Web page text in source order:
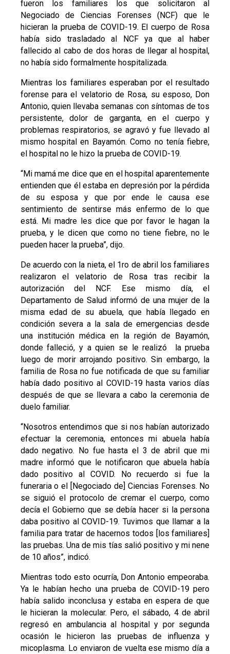
fueron los familiares los que solicitaron al
Negociado de Ciencias Forenses (NCF) que le
hicieran la prueba de COVID-19. El cuerpo de Rosa
había sido trasladado al NCF ya que al haber
fallecido al cabo de dos horas de llegar al hospital,
no había sido formalmente hospitalizada.
Mientras los familiares esperaban por el resultado
forense para el velatorio de Rosa, su esposo, Don
Antonio, quien llevaba semanas con síntomas de tos
persistente, dolor de garganta, en el cuerpo y
problemas respiratorios, se agravó y fue llevado al
mismo hospital en Bayamón. Como no tenía fiebre,
el hospital no le hizo la prueba de COVID-19.
“Mi mamá me dice que en el hospital aparentemente
entienden que él estaba en depresión por la pérdida
de su esposa y que por ende le causa ese
sentimiento de sentirse más enfermo de lo que
está. Mi madre les dice que por favor le hagan la
prueba, y le dicen que como no tiene fiebre, no le
pueden hacer la prueba”, dijo.
De acuerdo con la nieta, el 1ro de abril los familiares
realizaron el velatorio de Rosa tras recibir la
autorización del NCF. Ese mismo día, el
Departamento de Salud informó de una mujer de la
misma edad de su abuela, que había llegado en
condición severa a la sala de emergencias desde
una institución médica en la región de Bayamón,
donde falleció, y a quien se le realizó la prueba
luego de morir arrojando positivo. Sin embargo, la
familia de Rosa no fue notificada de que su familiar
había dado positivo al COVID-19 hasta varios días
después de que se llevara a cabo la ceremonia de
duelo familiar.
“Nosotros entendimos que si nos habían autorizado
efectuar la ceremonia, entonces mi abuela había
dado negativo. No fue hasta el 3 de abril que mi
madre informó que le notificaron que abuela había
dado positivo al COVID. No recuerdo si fue la
funeraria o el [Negociado de] Ciencias Forenses. No
se siguió el protocolo de cremar el cuerpo, como
decía el Gobierno que se debía hacer si la persona
daba positivo al COVID-19. Tuvimos que llamar a la
familia para tratar de hacernos todos [los familiares]
las pruebas. Una de mis tías salió positivo y mi nene
de 10 años”, indicó.
Mientras todo esto ocurría, Don Antonio empeoraba.
Ya le habían hecho una prueba de COVID-19 pero
había salido inconclusa y estaba en espera de que
le hicieran la molecular. Pero, el sábado, 4 de abril
regresó en ambulancia al hospital y por segunda
ocasión le hicieron las pruebas de influenza y
micoplasma. Lo enviaron de vuelta ese mismo día a